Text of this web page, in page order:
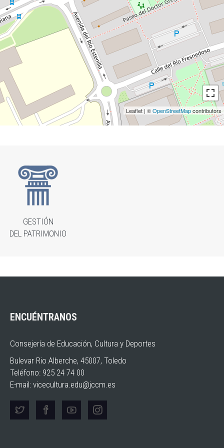
Leaflet | ©OpenStreetMapcontributors
GESTIÓN
DEL PATRIMONIO
ENCUÉNTRANOS
Consejería de Educación, Cultura y Deportes
Bulevar Rio Alberche, 45007, Toledo
Teléfono: 925 24 74 00
E-mail: vicecultura.edu@jccm.es